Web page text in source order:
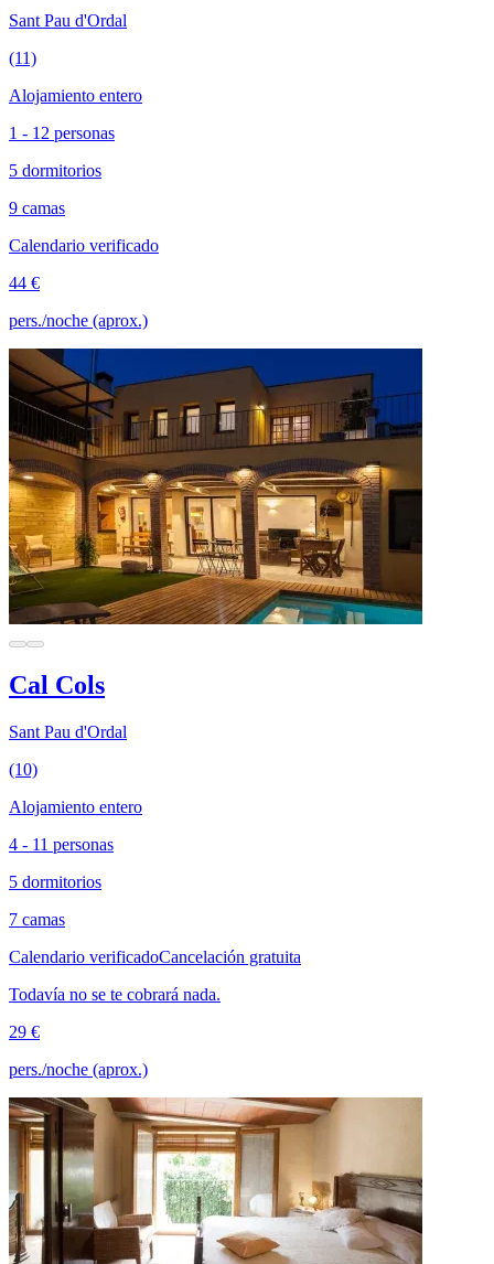
Sant Pau d'Ordal
(11)
Alojamiento entero
1 - 12 personas
5 dormitorios
9 camas
Calendario verificado
44 €
pers./noche (aprox.)
Cal Cols
Sant Pau d'Ordal
(10)
Alojamiento entero
4 - 11 personas
5 dormitorios
7 camas
Calendario verificadoCancelación gratuita
Todavía no se te cobrará nada.
29 €
pers./noche (aprox.)